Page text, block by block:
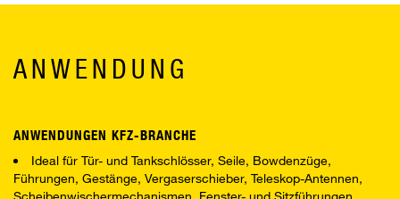
ANWENDUNG
ANWENDUNGEN KFZ-BRANCHE
Ideal für Tür- und Tankschlösser, Seile, Bowdenzüge,
Führungen, Gestänge, Vergaserschieber, Teleskop-Antennen,